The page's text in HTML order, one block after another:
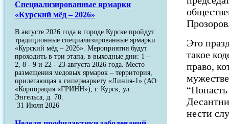
Специализированные ярмарки
«Курский мёд – 2026»
В августе 2026 года в городе Курске пройдут
традиционные специализированные ярмарки
«Курский мёд – 2026». Мероприятия будут
проходить в три этапа, в выходные дни: 1 –
2, 8 - 9 и 22 - 23 августа 2026 года. Место
размещения медовых ярмарок – территория,
прилегающая к гипермаркету «Линия-1» (АО
«Корпорация «ГРИНН»), г. Курск, ул.
Энгельса, д. 70.
31 Июля 2026
Это
такое
право,
нести